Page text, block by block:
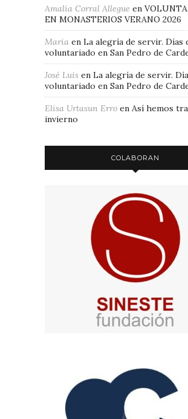
Amalia Corral Allegue en
EN MONASTERIOS VERANO 2026
Maria en La alegría de servir. Días
voluntariado en San Pedro de
José Luis en La alegría de servir.
voluntariado en San Pedro de
Elisa Urtasun Erro en Así hemos
invierno
COLABORAN